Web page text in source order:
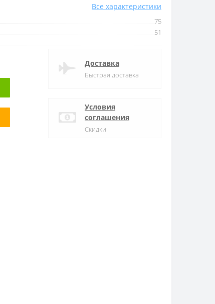
Все характеристики
75
51
Доставка
Быстрая доставка
Условия
соглашения
Скидки